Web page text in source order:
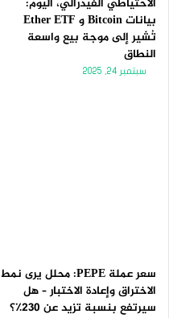
الاحتياطي الفيدرالي، اليوم:
بيانات Bitcoin و Ether ETF
تُشير إلى موجة بيع واسعة
النطاق
سبتمبر 24, 2025
سعر عملة PEPE: محلل يرى نمط
الاختراق وإعادة الاختبار – هل
سيرتفع بنسبة تزيد عن 230٪؟